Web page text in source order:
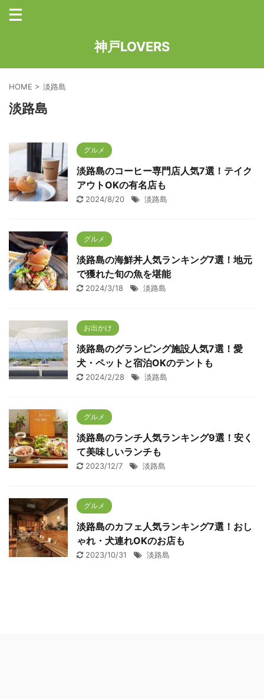
神戸LOVERS
HOME > 淡路島
淡路島
グルメ
淡路島のコーヒー専門店人気7選！テイク
アウトOKの有名店も
2024/8/20 淡路島
グルメ
淡路島の海鮮丼人気ランキング7選！地元
で獲れた旬の魚を堪能
2024/3/18 淡路島
お出かけ
淡路島のグランピング施設人気7選！愛
犬・ペットと宿泊OKのテントも
2024/2/28 淡路島
グルメ
淡路島のランチ人気ランキング9選！安く
て美味しいランチも
2023/12/7 淡路島
グルメ
淡路島のカフェ人気ランキング7選！おし
ゃれ・犬連れOKのお店も
2023/10/31 淡路島